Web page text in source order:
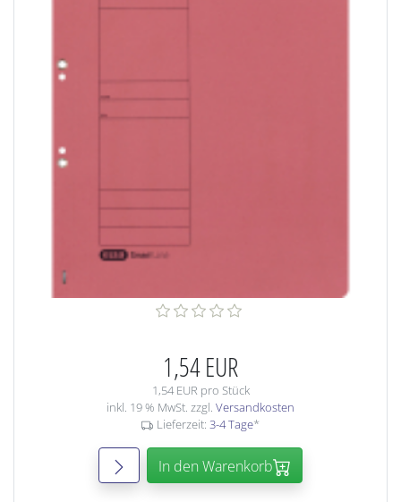
1,54 EUR
1,54 EUR pro Stück
inkl. 19 % MwSt. zzgl. Versandkosten
Lieferzeit: 3-4 Tage*
In den Warenkorb